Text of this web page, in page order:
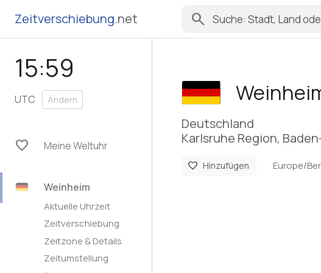
Zeitverschiebung.net search
15:59
UTC Ändern
favorite Meine Weltuhr
Weinheim
Aktuelle Uhrzeit
Zeitverschiebung
Zeitzone & Details
Zeitumstellung
Deutschland
Karlsruhe Region,
favorite Hinzufügen Europe/